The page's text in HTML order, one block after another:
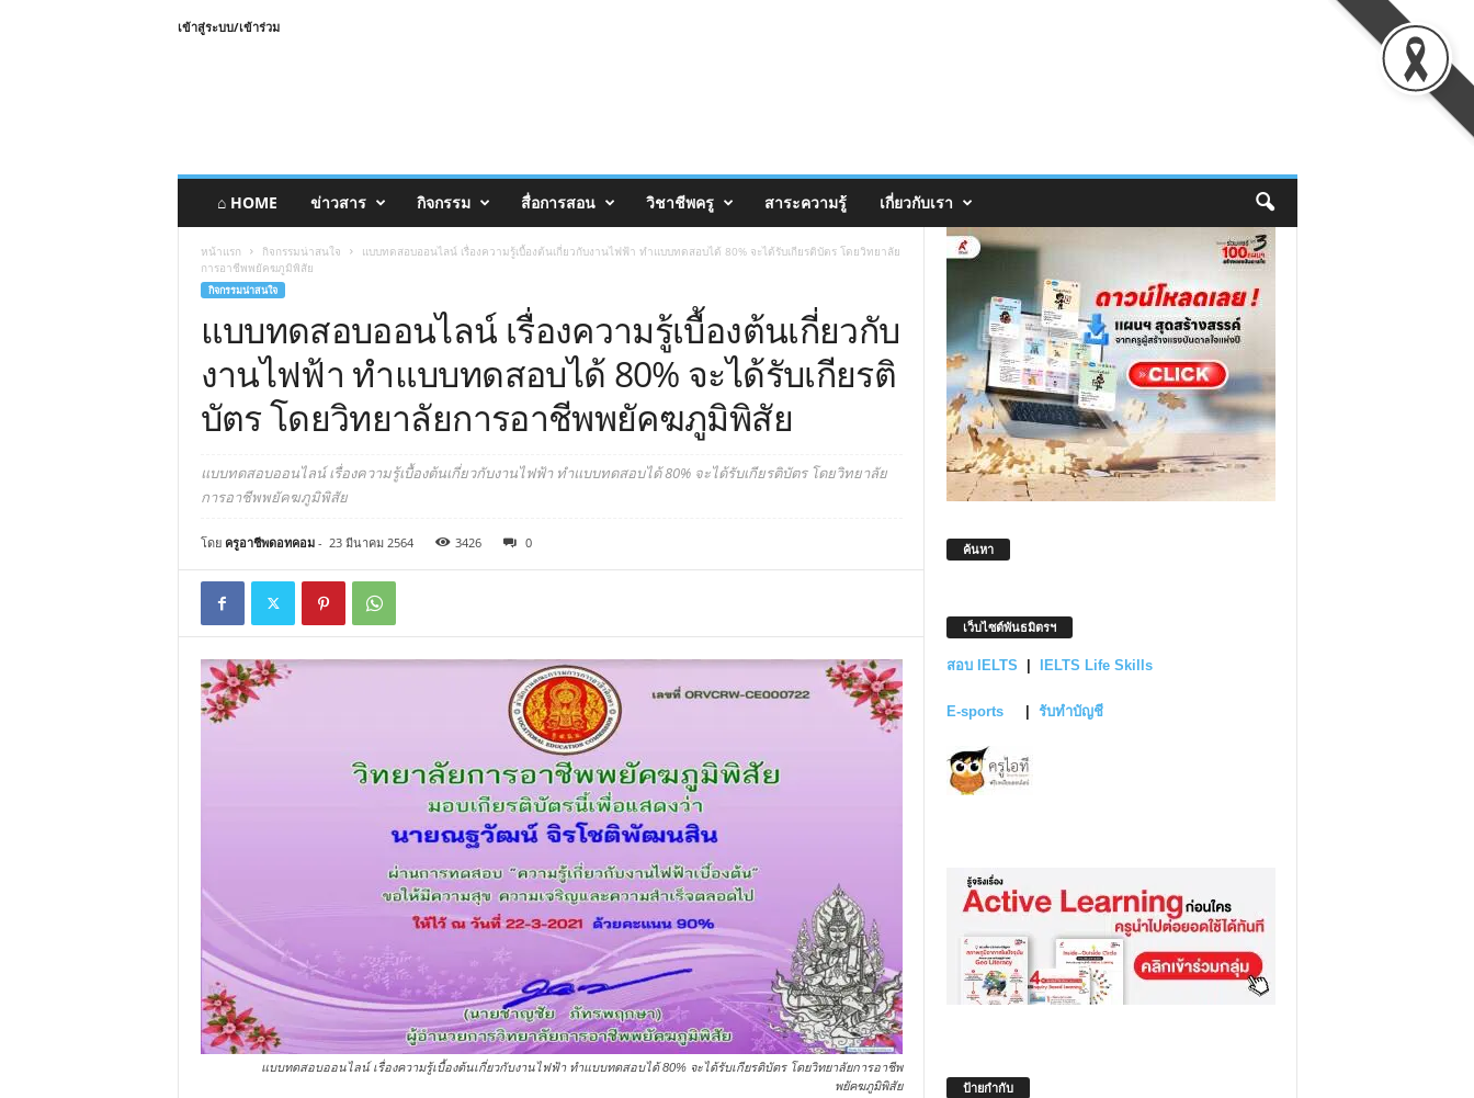
เข้าสู่ระบบ/เข้าร่วม
⌂ HOME ข่าวสาร กิจกรรม สื่อการสอน วิชาชีพครู สาระความรู้ เกี่ยวกับเรา
หน้าแรก กิจกรรมน่าสนใจ
แบบทดสอบออนไลน์ เรื่องความรู้เบื้องต้นเกี่ยวกับงานไฟฟ้า ทำแบบทดสอบได้ 80% จะได้รับเกียรติบัตร โดยวิทยาลัย
การอาชีพพยัคฆภูมิพิสัย
กิจกรรมน่าสนใจ
แบบทดสอบออนไลน์ เรื่องความรู้เบื้องต้นเกี่ยวกับ
งานไฟฟ้า ทำแบบทดสอบได้ 80% จะได้รับเกียรติ
บัตร โดยวิทยาลัยการอาชีพพยัคฆภูมิพิสัย
แบบทดสอบออนไลน์ เรื่องความรู้เบื้องต้นเกี่ยวกับงานไฟฟ้า ทำแบบทดสอบได้ 80% จะได้รับเกียรติบัตร โดยวิทยาลัย
การอาชีพพยัคฆภูมิพิสัย
โดย ครูอาชีพดอทคอม- 23 มีนาคม 2564 3426 0
แบบทดสอบออนไลน์ เรื่องความรู้เบื้องต้นเกี่ยวกับงานไฟฟ้า ทำแบบทดสอบได้ 80% จะได้รับเกียรติบัตร โดยวิทยาลัยการอาชีพ
พยัคฆภูมิพิสัย
ค้นหา
เว็บไซต์พันธมิตรฯ
สอบ IELTS IELTS Life Skills
E-sports รับทำบัญชี
ป้ายกำกับ